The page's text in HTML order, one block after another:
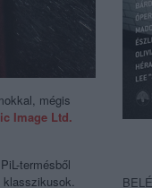
mégis
Image Ltd.
termésből
klasszikusok.